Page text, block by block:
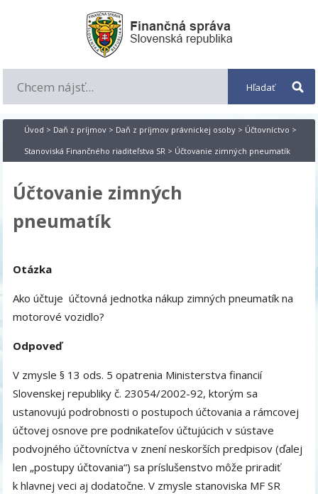
Úvod > Daň z príjmov > Daň z príjmov právnickej osoby > Účtovníctvo >
Stanoviská Finančného riaditeľstva SR > Účtovanie zimných pneumatík
Účtovanie zimných
pneumatík
Otázka
Ako účtuje účtovná jednotka nákup zimných pneumatík na
motorové vozidlo?
Odpoveď
V zmysle § 13 ods. 5 opatrenia Ministerstva financií
Slovenskej republiky č. 23054/2002-92, ktorým sa
ustanovujú podrobnosti o postupoch účtovania a rámcovej
účtovej osnove pre podnikateľov účtujúcich v sústave
podvojného účtovníctva v znení neskorších predpisov (ďalej
len „postupy účtovania“) sa príslušenstvo môže priradiť
k hlavnej veci aj dodatočne. V zmysle stanoviska MF SR